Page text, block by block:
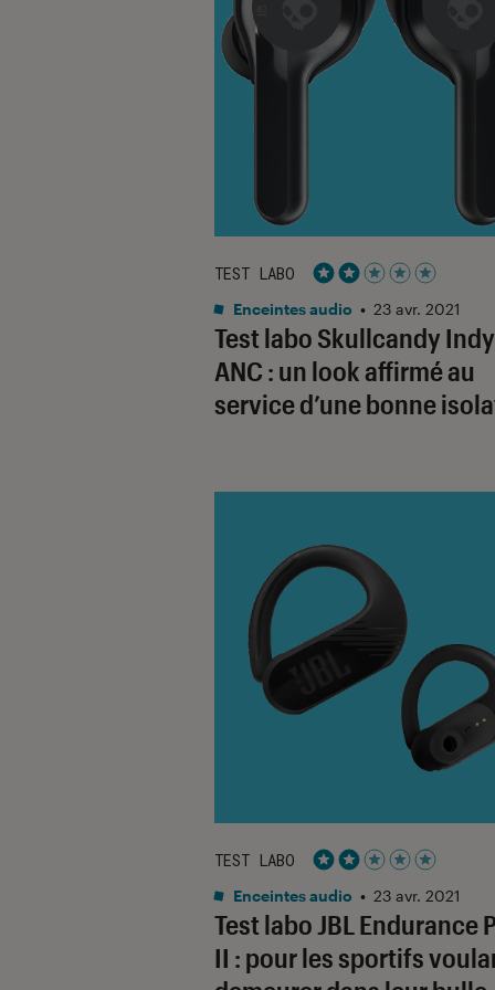
Test labo Skullcandy Indy
ANC : un look affirmé au
service d’une bonne
TEST LABO
Noté 2 étoiles sur 5
Enceintes audio • 23 avr. 2021
Test labo JBL Endurance
II : pour les sportifs
TEST LABO
Noté 2 étoiles sur 5
Enceintes audio • 23 avr. 2021